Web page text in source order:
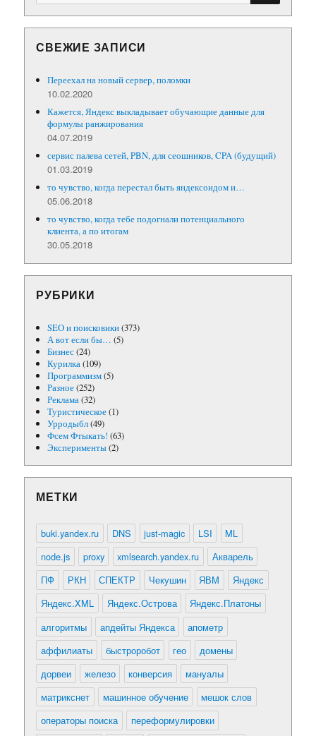
СВЕЖИЕ ЗАПИСИ
Переехал на новый сервер, поломки
10.02.2020
Кажется, Яндекс выкладывает обучающие данные для
формулы ранжирования
04.07.2019
сервис палева сетей, PBN, для сеошников, CPA (будущий)
01.03.2019
то чувство, когда перестал быть яндексоидом и…
05.06.2018
то чувство, когда тебе подогнали потенциального
клиента, а по итогам
30.05.2018
РУБРИКИ
SEO и поисковики(373)
А вот если бы… (5)
Бизнес(24)
Курилка(109)
Программизм(5)
Разное(252)
Реклама(32)
Туристическое(1)
Урродыбл(49)
Фсем Фтыкать! (63)
Эксперименты(2)
МЕТКИ
buki.yandex.ru DNS just-magic LSI
ML
node.js
proxy xmlsearch.yandex.ru
Акварель
ПФ
РКН СПЕКТР Чекушин ЯВМ
Яндекс
Яндекс.XML
Яндекс.Острова
Яндекс.Платоны
алгоритмы
апдейты Яндекса
апометр
аффилиаты
быстроробот гео
домены
дорвеи
железо конверсия
мануалы
матрикснет
машинное обучение
мешок слов
операторы поиска
переформулировки